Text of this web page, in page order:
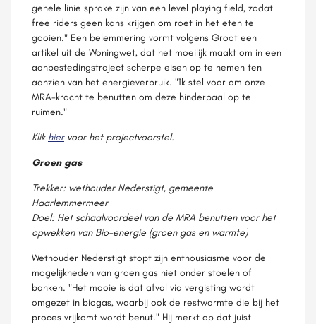
gehele linie sprake zijn van een level playing field, zodat
free riders geen kans krijgen om roet in het eten te
gooien." Een belemmering vormt volgens Groot een
artikel uit de Woningwet, dat het moeilijk maakt om in een
aanbestedingstraject scherpe eisen op te nemen ten
aanzien van het energieverbruik. "Ik stel voor om onze
MRA-kracht te benutten om deze hinderpaal op te
ruimen."
Klik hiervoor het projectvoorstel.
Groen gas
Trekker: wethouder Nederstigt, gemeente
Haarlemmermeer
Doel: Het schaalvoordeel van de MRA benutten voor het
opwekken van Bio-energie (groen gas en warmte)
Wethouder Nederstigt stopt zijn enthousiasme voor de
mogelijkheden van groen gas niet onder stoelen of
banken. "Het mooie is dat afval via vergisting wordt
omgezet in biogas, waarbij ook de restwarmte die bij het
proces vrijkomt wordt benut." Hij merkt op dat juist